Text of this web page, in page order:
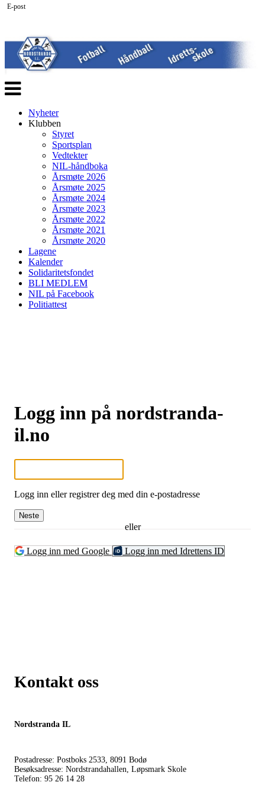
Veksle
navigasjon
Nyheter
Klubben
Styret
Sportsplan
Vedtekter
NIL-håndboka
Årsmøte 2026
Årsmøte 2025
Årsmøte 2024
Årsmøte 2023
Årsmøte 2022
Årsmøte 2021
Årsmøte 2020
Lagene
Kalender
Solidaritetsfondet
BLI MEDLEM
NIL på Facebook
Politiattest
Logg inn på nordstranda-
il.no
E-post
Logg inn eller registrer deg med din e-postadresse
Neste
eller
Logg inn med Google Logg inn med Idrettens ID
Kontakt oss
Nordstranda IL
Postadresse: Postboks 2533, 8091 Bodø
Besøksadresse: Nordstrandahallen, Løpsmark Skole
Telefon: 95 26 14 28